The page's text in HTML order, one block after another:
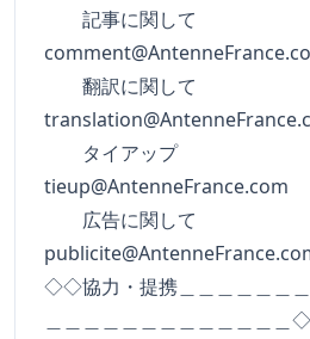
記事に関し
翻訳に関し
タイアッ
tieup@AntenneFrance.com
広告に関し
◇◇協力・提携＿＿＿＿＿＿＿
＿＿＿＿＿＿＿＿＿＿＿＿＿◇